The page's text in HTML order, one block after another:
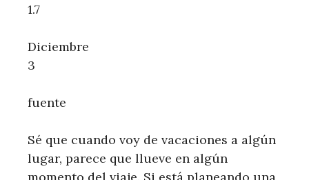
1.7
Diciembre
3
fuente
Sé que cuando voy de vacaciones a algún
lugar, parece que llueve en algún